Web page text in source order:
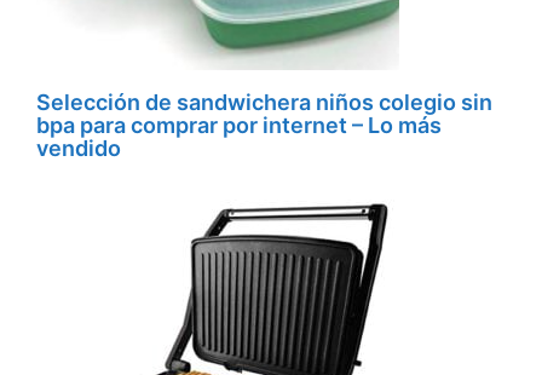
Selección de sandwichera niños colegio sin
bpa para comprar por internet – Lo más
vendido